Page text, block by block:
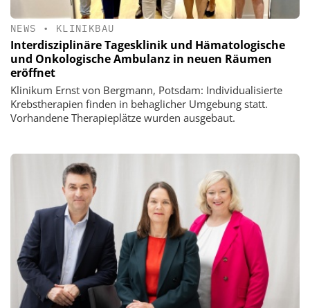
NEWS • KLINIKBAU
Interdisziplinäre Tagesklinik und Hämatologische
und Onkologische Ambulanz in neuen Räumen
eröffnet
Klinikum Ernst von Bergmann, Potsdam: Individualisierte
Krebstherapien finden in behaglicher Umgebung statt.
Vorhandene Therapieplätze wurden ausgebaut.